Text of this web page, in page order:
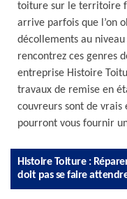
toiture sur le territoire
arrive parfois que l’on
décollements au
rencontrez ces genres
entreprise Histoire
travaux de remise en
couvreurs sont de
pourront vous fournir
Histoire Toiture :
doit pas se faire